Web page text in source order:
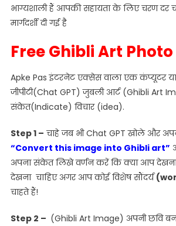
भाग्यशाली हैं आपकी सहायता के लिए चरण दर
मार्गदर्शी दी गई है
Free Ghibli Art
Apke Pas इंटरनेट एक्सेस वाला एक कंप्यूटर
जीपीटी(Chat GPT) जुबली आर्ट (Ghibli Art
संकेत(Indicate) विचार (idea).
Step 1 – चाहे जब भी Chat GPT खोले और
“Convert this image into Ghibli art”
अपना संकेत लिखे वर्णन करें कि क्या आप
देखना चाहिए अगर आप कोई विशेष सौंदर्य
चाहते हैं!
Step 2 – (Ghibli Art Image) अपनी छवि